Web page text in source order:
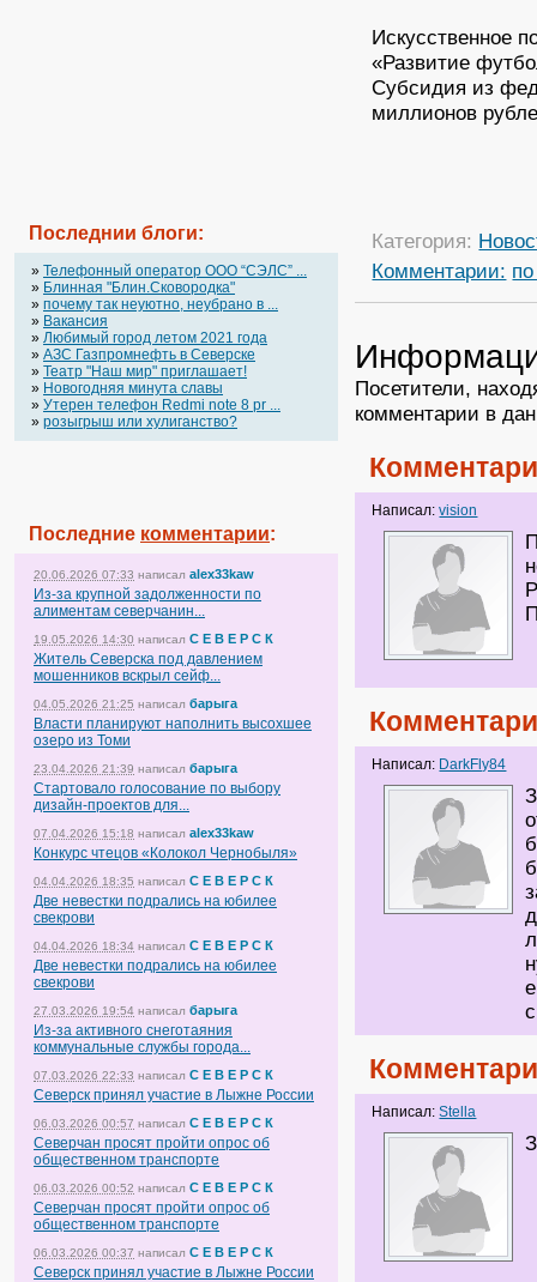
Последнии блоги:
» Телефонный оператор OOO “СЭЛС” ...
» Блинная "Блин.Сковородка"
» почему так неуютно, неубрано в ...
» Вакансия
» Любимый город летом 2021 года
» АЗС Газпромнефть в Северске
» Театр "Наш мир" приглашает!
» Новогодняя минута славы
» Утерен телефон Redmi note 8 pr ...
» розыгрыш или хулиганство?
Последние комментарии:
20.06.2026 07:33 написал alex33kaw
Из-за крупной задолженности по
алиментам северчанин...
19.05.2026 14:30 написал С Е В Е Р С К
Житель Северска под давлением
мошенников вскрыл сейф...
04.05.2026 21:25 написал барыга
Власти планируют наполнить высохшее
озеро из Томи
23.04.2026 21:39 написал барыга
Стартовало голосование по выбору
дизайн-проектов для...
07.04.2026 15:18 написал alex33kaw
Конкурс чтецов «Колокол Чернобыля»
04.04.2026 18:35 написал С Е В Е Р С К
Две невестки подрались на юбилее
свекрови
04.04.2026 18:34 написал С Е В Е Р С К
Две невестки подрались на юбилее
свекрови
27.03.2026 19:54 написал барыга
Из-за активного снеготаяния
коммунальные службы города...
07.03.2026 22:33 написал С Е В Е Р С К
Северск принял участие в Лыжне России
06.03.2026 00:57 написал С Е В Е Р С К
Северчан просят пройти опрос об
общественном транспорте
06.03.2026 00:52 написал С Е В Е Р С К
Северчан просят пройти опрос об
общественном транспорте
06.03.2026 00:37 написал С Е В Е Р С К
Северск принял участие в Лыжне России
Искусственное
«Развитие
Субсидия из
миллионов
Категория:
Комментарии:
Посетители,
комментарии в
Написал:vision
Написал: DarkFly84
Написал:Stella